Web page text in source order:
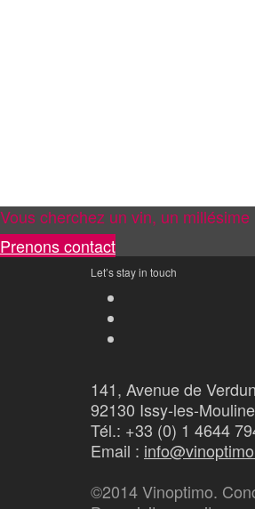
Vous cherchez un vin, un
Prenons contact
Let’s stay in touch
141, Avenue de Verdun
92130 Issy-les-
Tél.: +33 (0) 1 4644
Email :
©2014 Vinoptimo.